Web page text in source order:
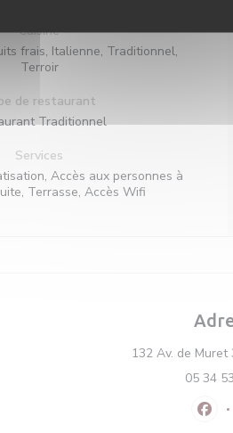
Cuisine
frais, Italienne, Traditionnel,
Terroir
de restaurant
Traditionnel
Services
Accès aux personnes à
Terrasse, Accès Wifi
132 Av. de
05 34